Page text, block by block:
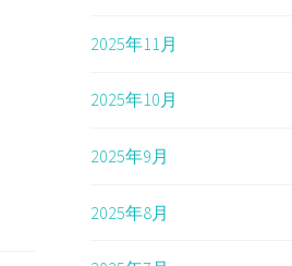
2025年11月
2025年10月
2025年9月
2025年8月